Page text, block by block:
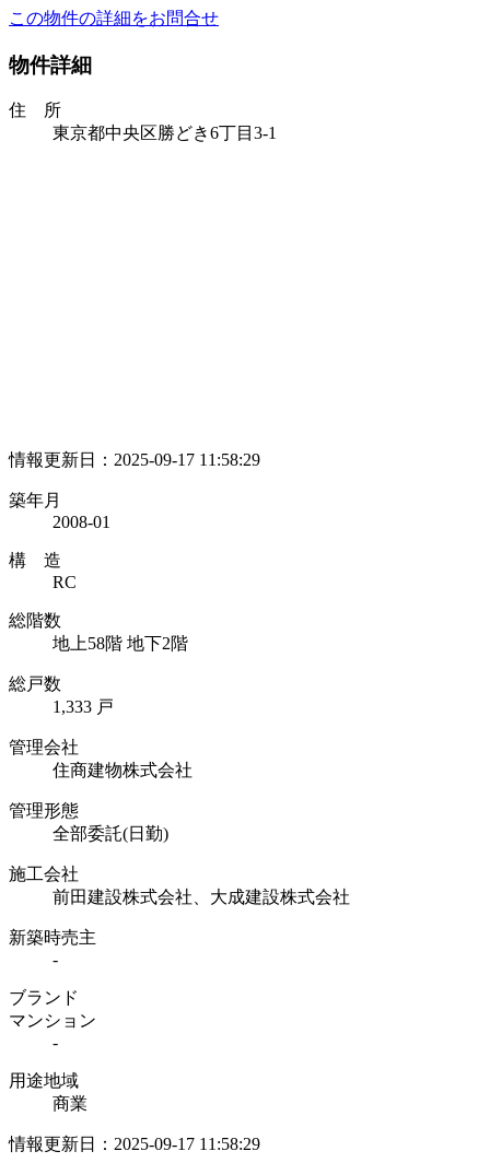
この物件の詳細をお問合せ
物件詳細
住 所
東京都中央区勝どき6丁目3-1
情報更新日：2025-09-17 11:58:29
築年月
2008-01
構 造
RC
総階数
地上58階 地下2階
総戸数
1,333 戸
管理会社
住商建物株式会社
管理形態
全部委託(日勤)
施工会社
前田建設株式会社、大成建設株式会社
新築時売主
-
ブランド
マンション
-
用途地域
商業
情報更新日：2025-09-17 11:58:29